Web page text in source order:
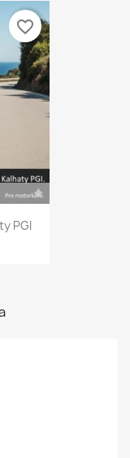
PGI
favorite_border